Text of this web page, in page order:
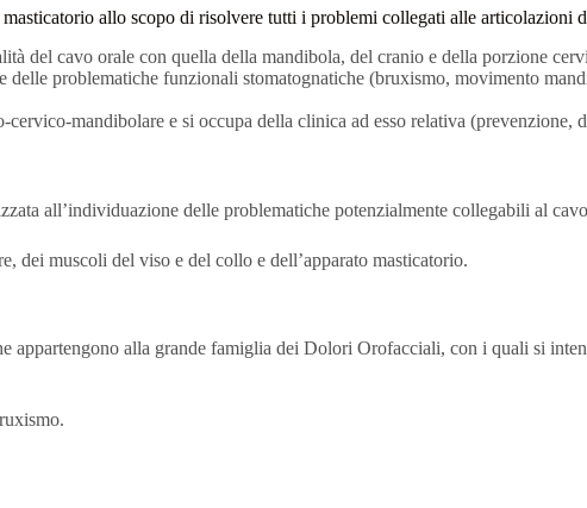
allo scopo di risolvere tutti i problemi collegati alle articolazioni
del cavo orale con quella della mandibola, del cranio e della porzione
problematiche funzionali stomatognatiche (bruxismo, movimento
mandibolare e si occupa della clinica ad esso relativa (prevenzione,
all’individuazione delle problematiche potenzialmente collegabili al
dei muscoli del viso e del collo e dell’apparato masticatorio.
alla grande famiglia dei Dolori Orofacciali, con i quali si